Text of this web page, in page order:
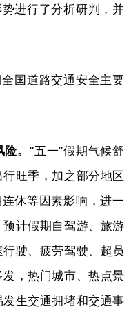
进行了分析研判，并
国道路交通安全主要
险。 “五一”假期气候舒
旺季，加之部分地区
休等因素影响，进一
计假期自驾游、旅游
驶、疲劳驾驶、超员
，热门城市、热点景
发生交通拥堵和交通事